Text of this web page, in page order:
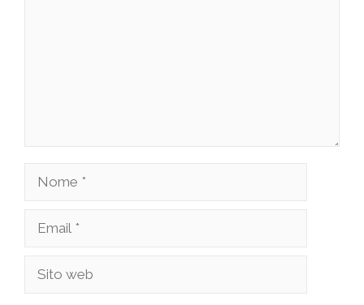
Nome
Email
Sito